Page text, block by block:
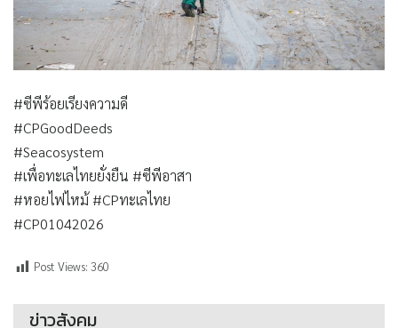
#ซีพีร้อยเรียงความดี
#CPGoodDeeds
#Seacosystem
#เพื่อทะเลไทยยั่งยืน #ซีพีอาสา
#หอยไฟไหม้ #CPทะเลไทย
#CP01042026
Post Views: 360
ข่าวสังคม